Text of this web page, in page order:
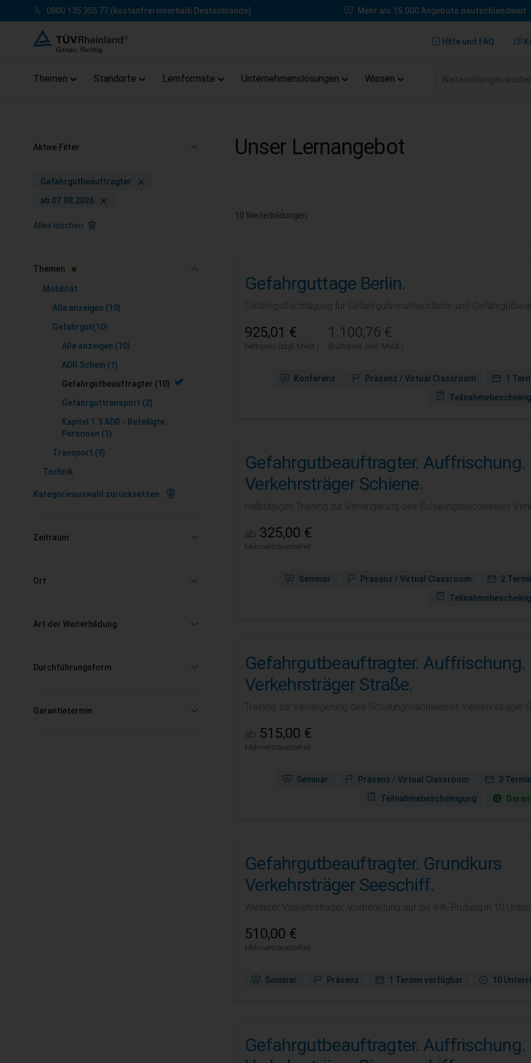
Zum Inhalt springen
0800 135 355 77 (kostenfrei innerhalb Deutschlands) Mehr als 15.000 Angebote deutschlandweit
Hilfe und FAQ
Themen Standorte Lernformate Unternehmenslösungen Wissen Weiterbildungen suchen
Unser Lernangebot
10 Weiterbildungen
Gefahrguttage Berlin.
Gefahrgutfachtagung für Gefahrgutverantwortliche und
925,01 €
Nettopreis (zzgl. MwSt.)
1.100,76 €
Bruttopreis (inkl. MwSt.)
Konferenz Präsenz / Virtual Classroom 1
Gefahrgutbeauftragter. Auffrischung.
Verkehrsträger Schiene.
Halbtägiges Training zur Verlängerung des Schulungsnachweises
ab 325,00 €
Mehrwertsteuerbefreit
Seminar Präsenz / Virtual Classroom 2
Gefahrgutbeauftragter. Auffrischung.
Verkehrsträger Straße.
Training zur Verlängerung des Schulungsnachweises Verkehrsträger
ab 515,00 €
Mehrwertsteuerbefreit
Seminar Präsenz / Virtual Classroom 3
Teilnahmebescheinigung
Gefahrgutbeauftragter. Grundkurs
Verkehrsträger Seeschiff.
Weiterer Verkehrsträger. Vorbereitung auf die IHK-Prüfung in 10
510,00 €
Mehrwertsteuerbefreit
Seminar Präsenz 1 Termin verfügbar 10
Gefahrgutbeauftragter. Auffrischung.
Aktive Filter
Gefahrgutbeauftragter
ab 07.08.2026
Alles löschen
Themen filter
Mobilität
Alle anzeigen (10)
Gefahrgut(10)
Alle anzeigen (10)
ADR Schein (1)
Gefahrgutbeauftragter (10)
Gefahrguttransport (2)
Kapitel 1.3 ADR - Beteiligte
Personen (1)
Transport (9)
Technik
Kategorieauswahl zurücksetzen
Zeitraum
Ort
Art der Weiterbildung
Durchführungsform
Garantietermin